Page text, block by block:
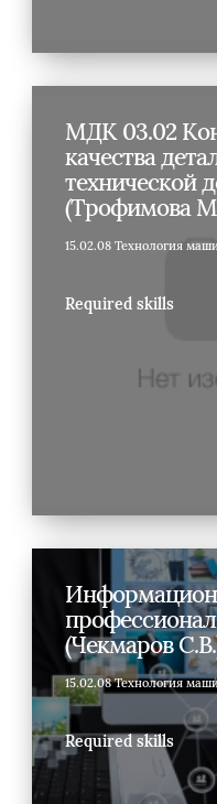
МДК 03.02
качества
технической
(Трофимова
15.02.08 Технология
Required skills
(Чекмаров
15.02.08 Технология
Required skills